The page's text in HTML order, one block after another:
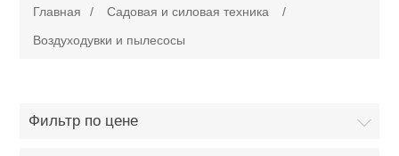
Главная / Садовая и силовая техника
/
Воздуходувки и пылесосы
Фильтр по цене